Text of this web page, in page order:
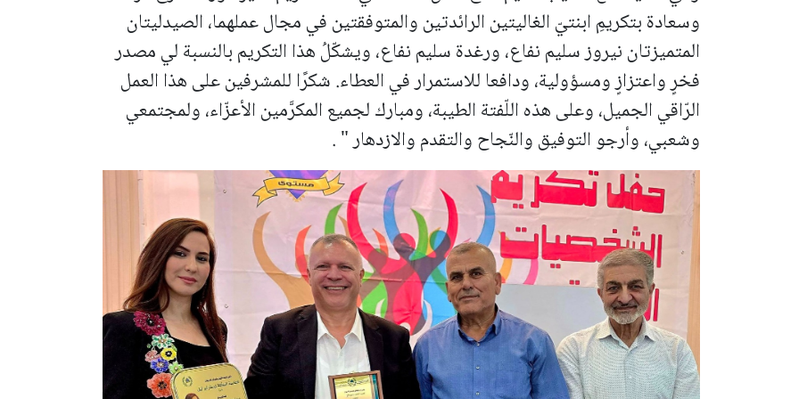
وسعادة بتكريمِ ابنتيّ الغاليتين الرائدتين والمتوفقتين في مجال عملهما، الصيدليتان
المتميزتان نيروز سليم نفاع، ورغدة سليم نفاع، ويشكّلُ هذا التكريم بالنسبة لي مصدر
فخرٍ واعتزازٍ ومسؤولية، ودافعا للاستمرار في العطاء. شكرًا للمشرفين على هذا العمل
الرّاقي الجميل، وعلى هذه اللّفتة الطيبة، ومبارك لجميع المكرَّمين الأعزّاء، ولمجتمعي
وشعبي، وأرجو التوفيق والنّجاح والتقدم والازدهار " .